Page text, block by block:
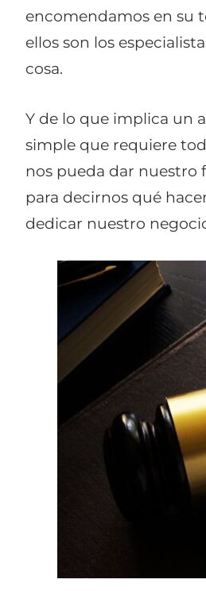
encomendamos en su
ellos son los
cosa.
Y de lo que implica un
simple que requiere
nos pueda dar nuestro
para decirnos qué
dedicar nuestro